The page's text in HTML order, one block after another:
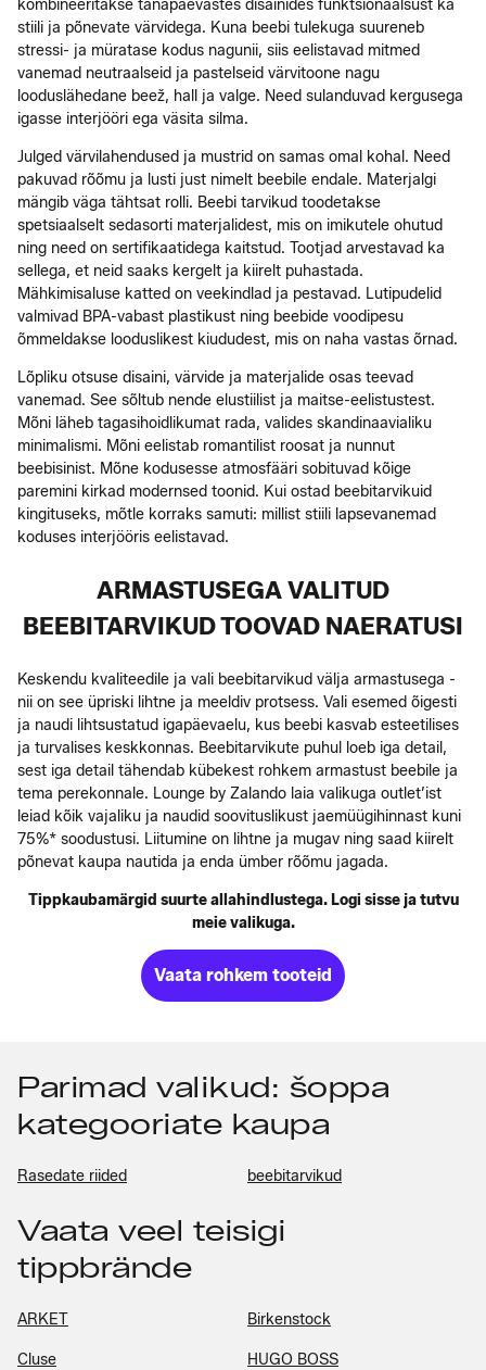
kombineeritakse tänapäevastes disainides funktsionaalsust ka
stiili ja põnevate värvidega. Kuna beebi tulekuga suureneb
stressi- ja müratase kodus nagunii, siis eelistavad mitmed
vanemad neutraalseid ja pastelseid värvitoone nagu
looduslähedane beež, hall ja valge. Need sulanduvad kergusega
igasse interjööri ega väsita silma.
Julged värvilahendused ja mustrid on samas omal kohal. Need
pakuvad rõõmu ja lusti just nimelt beebile endale. Materjalgi
mängib väga tähtsat rolli. Beebi tarvikud toodetakse
spetsiaalselt sedasorti materjalidest, mis on imikutele ohutud
ning need on sertifikaatidega kaitstud. Tootjad arvestavad ka
sellega, et neid saaks kergelt ja kiirelt puhastada.
Mähkimisaluse katted on veekindlad ja pestavad. Lutipudelid
valmivad BPA-vabast plastikust ning beebide voodipesu
õmmeldakse looduslikest kiududest, mis on naha vastas õrnad.
Lõpliku otsuse disaini, värvide ja materjalide osas teevad
vanemad. See sõltub nende elustiilist ja maitse-eelistustest.
Mõni läheb tagasihoidlikumat rada, valides skandinaavialiku
minimalismi. Mõni eelistab romantilist roosat ja nunnut
beebisinist. Mõne kodusesse atmosfääri sobituvad kõige
paremini kirkad modernsed toonid. Kui ostad beebitarvikuid
kingituseks, mõtle korraks samuti: millist stiili lapsevanemad
koduses interjööris eelistavad.
ARMASTUSEGA VALITUD
BEEBITARVIKUD TOOVAD NAERATUSI
Keskendu kvaliteedile ja vali beebitarvikud välja armastusega -
nii on see üpriski lihtne ja meeldiv protsess. Vali esemed õigesti
ja naudi lihtsustatud igapäevaelu, kus beebi kasvab esteetilises
ja turvalises keskkonnas. Beebitarvikute puhul loeb iga detail,
sest iga detail tähendab kübekest rohkem armastust beebile ja
tema perekonnale. Lounge by Zalando laia valikuga outlet’ist
leiad kõik vajaliku ja naudid soovituslikust jaemüügihinnast kuni
75%* soodustusi. Liitumine on lihtne ja mugav ning saad kiirelt
põnevat kaupa nautida ja enda ümber rõõmu jagada.
Tippkaubamärgid suurte allahindlustega. Logi sisse ja tutvu
meie valikuga.
Vaata rohkem tooteid
Parimad valikud: šoppa
kategooriate kaupa
Rasedate riided beebitarvikud
Vaata veel teisigi
tippbrände
ARKET Birkenstock
Cluse HUGO BOSS